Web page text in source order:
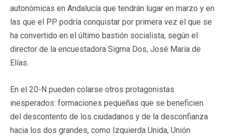
autonómicas en Andalucía que tendrán lugar en marzo y en
las que el PP podría conquistar por primera vez el que se
ha convertido en el último bastión socialista, según el
director de la encuestadora Sigma Dos, José María de
Elías.
En el 20-N pueden colarse otros protagonistas
inesperados: formaciones pequeñas que se beneficien
del descontento de los ciudadanos y de la desconfianza
hacia los dos grandes, como Izquierda Unida, Unión